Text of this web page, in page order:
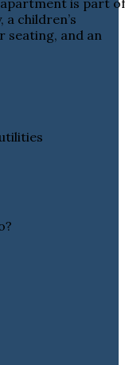
is part of
children’s
seating, and an